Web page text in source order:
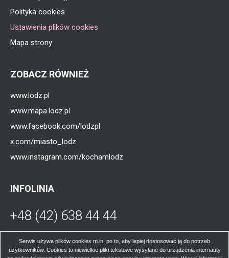
Serwis używa plików cookies m.in. po to, aby lepiej dostosować ją do potrzeb
użytkowników. Cookies to niewielkie pliki tekstowe wysyłane do urządzenia internauty
Polityka cookies
Ustawienia plików cookies
Mapa strony
ZOBACZ RÓWNIEŻ
www.lodz.pl
www.mapa.lodz.pl
www.facebook.com/lodzpl
x.com/miasto_lodz
www.instagram.com/kochamlodz
INFOLINIA
+48 (42) 638 44 44
się
W poniedziałki, środy, czwartki i piątki od
godz. 8.00 do 16.00; we wtorki od godz. 8.00